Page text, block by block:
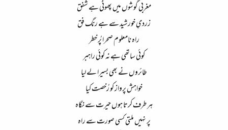
مغربی گوشوں میں پھوٹی ہے شفق​
زردیِ خورشید سے ہے رنگ فق​
راہ نامعلوم صحرا پُر خطر​
کوئی ساتھی ہے نہ کوئی راہبر​
طائروں نے بھی بسیرا لے لیا​
خواہش پرواز کو رُخصت کیا​
ہر طرف کرتا ہوں حیرت سے نگاہ​
پر نہیں ملتی کسی صورت سے راہ​